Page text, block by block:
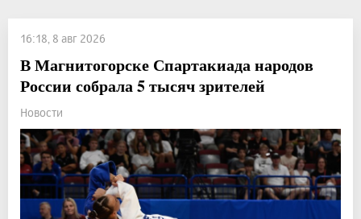
16:18, 8 авг 2026
В Магнитогорске Спартакиада народов
России собрала 5 тысяч зрителей
Новости